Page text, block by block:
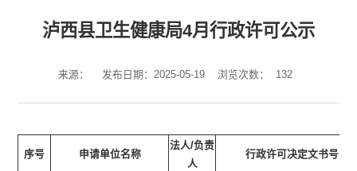
泸西县卫生健康局4月行政许可公示
来源： 发布日期：2025-05-19 浏览次数： 132
序号 申请单位名称
法人/负责
人
行政许可决定文书号